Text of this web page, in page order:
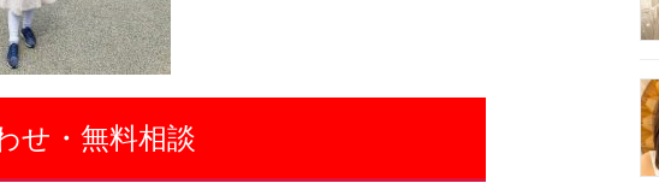
せ・無料相談